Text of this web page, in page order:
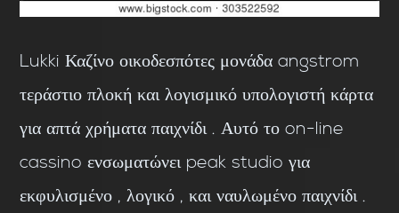
Lukki Καζίνο οικοδεσπότες μονάδα angstrom
τεράστιο πλοκή και λογισμικό υπολογιστή κάρτα
για απτά χρήματα παιχνίδι . Αυτό το on-line
cassino ενσωματώνει peak studio για
εκφυλισμένο , λογικό , και ναυλωμένο παιχνίδι .